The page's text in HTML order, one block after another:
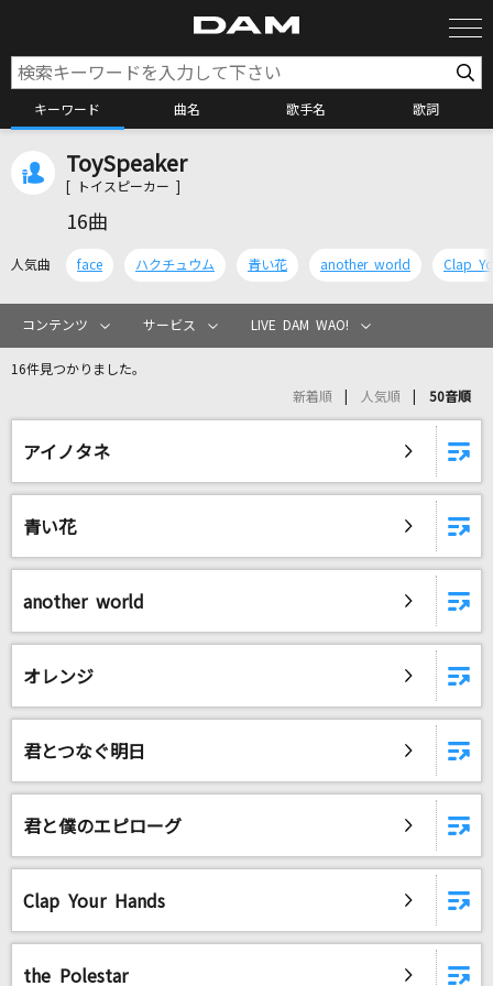
キーワード 曲名 歌手名 歌詞
カラオケリクエスト
[プロオケ]ごめんね…
高橋真梨子
ワタリドリ
[生音]楓
スピッツ
瀬戸の花嫁
高橋洋子
ToySpeaker
[ トイスピーカー ]
16曲
人気曲 face ハクチュウム 青い花 another world Clap
コンテンツ サービス LIVE DAM WAO!
16件見つかりました。
新着順 人気順 50音順
アイノタネ
青い花
another world
オレンジ
君とつなぐ明日
君と僕のエピローグ
Clap Your Hands
the Polestar